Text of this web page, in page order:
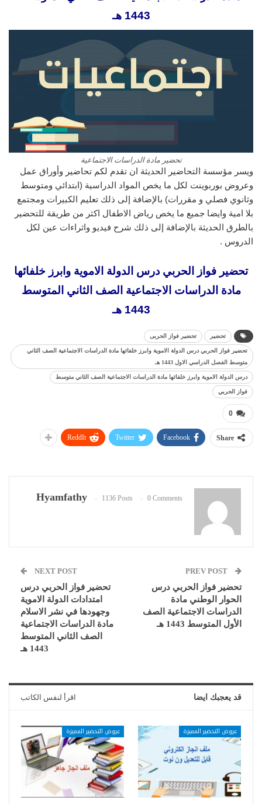
1443 هـ
تحضير مادة الدراسات الاجتماعية
ويسر مؤسسة التحاضير الحديثة ان تقدم لكم تحاضير وأوراق عمل
وعروض بوربوينت لكل ما يخص المواد الدراسية (ابتدائي ومتوسط
وثانوي فصلي و مقررات) بالإضافة إلى ذلك تعليم الكبيرات ومجتمع
بلا امية وايضا جميع ما يخص رياض الاطفال اكثر من طريقة للتحضير
بالطرق الحديثة بالإضافة إلى ذلك شرح فيديو واثراءات عين لكل
الدروس .
تحضير فواز الحربي درس الدولة الاموية وابرز خلفائها
مادة الدراسات الاجتماعية الصف الثاني المتوسط
1443 هـ
تحضير تحضير فواز الحربى
تحضير فواز الحربي درس الدولة الاموية وابرز خلفائها مادة الدراسات الاجتماعية الصف الثاني
متوسط الفصل الدراسي الاول 1443 هـ
درس الدولة الاموية وابرز خلفائها مادة الدراسات الاجتماعية الصف الثاني متوسط
فواز الحربي
0
Share
Facebook
Twitter
ReddIt
Hyamfathy 1136 Posts 0 Comments
تحضير فواز الحربي درس
الحوار الوطني مادة
الدراسات الاجتماعية الصف
الأول المتوسط 1443 هـ
NEXT POST
تحضير فواز الحربي درس
امتدادات الدولة الاموية
وجهودها في نشر الاسلام
مادة الدراسات الاجتماعية
الصف الثاني المتوسط
1443 هـ
قد يعجبك ايضا اقرأ لنفس الكاتب
عروض التحضير المميزة عروض التحضير المميزة